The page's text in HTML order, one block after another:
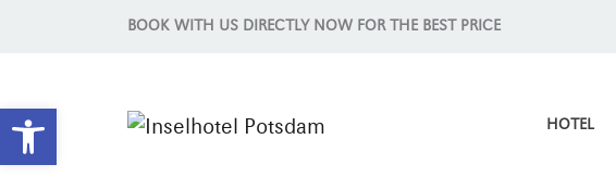
Open toolbar
BOOK WITH US DIRECTLY NOW FOR THE BEST PRICE
HOTEL